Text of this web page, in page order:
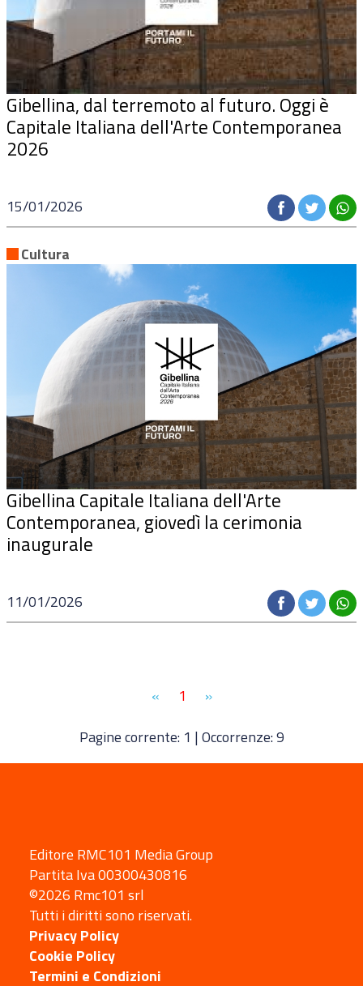
Gibellina, dal terremoto al futuro. Oggi è
Capitale Italiana dell'Arte Contemporanea
2026
15/01/2026
Cultura
Gibellina Capitale Italiana dell'Arte
Contemporanea, giovedì la cerimonia
inaugurale
11/01/2026
« 1
»
Pagine corrente: 1 | Occorrenze: 9
Editore RMC101 Media Group
Partita Iva 00300430816
©2026 Rmc101 srl
Tutti i diritti sono riservati.
Privacy Policy
Cookie Policy
Termini e Condizioni